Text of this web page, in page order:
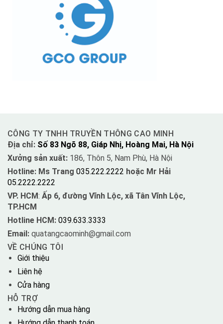
CÔNG TY TNHH TRUYỀN THÔNG CAO MINH
Địa chỉ: Số 83 Ngõ 88, Giáp Nhị, Hoàng Mai, Hà Nội
Xưởng sản xuất: 186, Thôn 5, Nam Phù, Hà Nội
Hotline: Ms Trang 035.222.2222 hoặc Mr Hải
05.2222.2222
VP. HCM: Ấp 6, đường Vĩnh Lộc, xã Tân Vĩnh Lộc,
TP.HCM
Hotline HCM: 039.633.3333
Email: quatangcaominh@gmail.com
VỀ CHÚNG TÔI
Giới thiệu
Liên hệ
Cửa hàng
HỖ TRỢ
Hướng dẫn mua hàng